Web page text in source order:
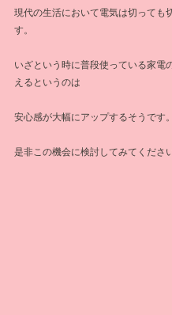
現代の生活において電気は切っても
す。
いざという時に普段使っている家電
えるというのは
安心感が大幅にアップするそうです。
是非この機会に検討してみてください